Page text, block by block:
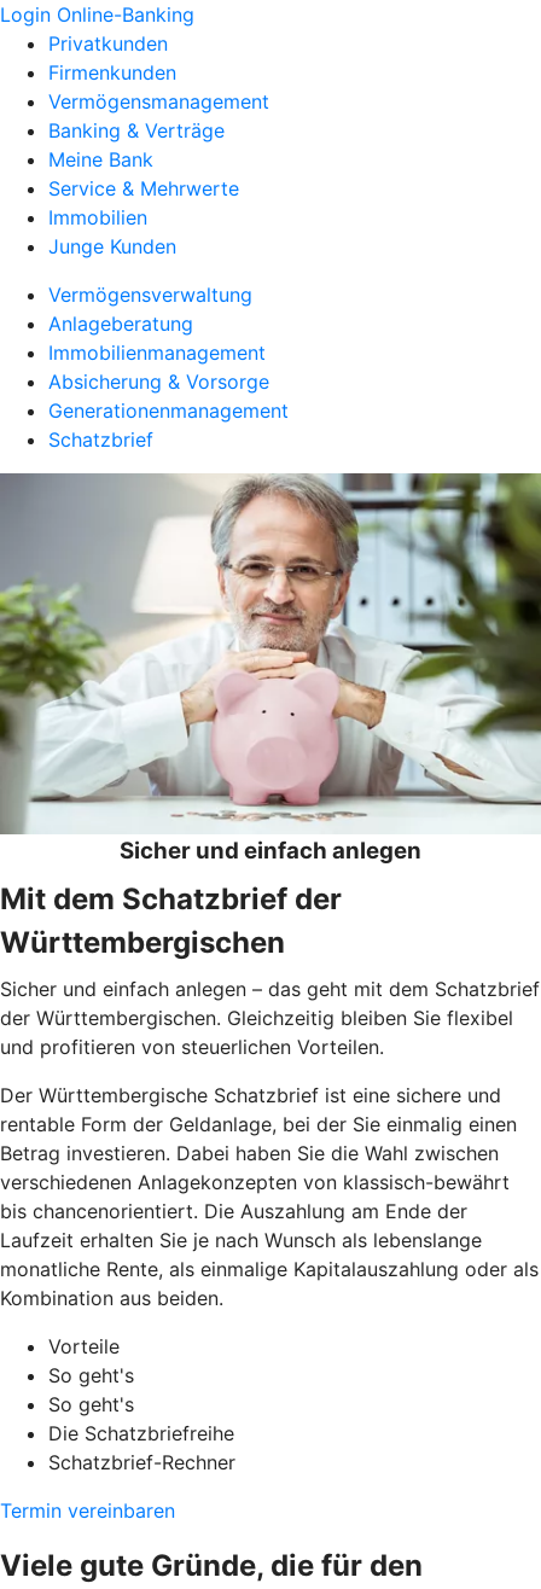
Login Online-Banking
Privatkunden
Firmenkunden
Vermögensmanagement
Banking & Verträge
Meine Bank
Service & Mehrwerte
Immobilien
Junge Kunden
Vermögensverwaltung
Anlageberatung
Immobilienmanagement
Absicherung & Vorsorge
Generationenmanagement
Schatzbrief
Sicher und einfach anlegen
Mit dem Schatzbrief der
Württembergischen
Sicher und einfach anlegen – das geht mit dem Schatzbrief
der Württembergischen. Gleichzeitig bleiben Sie flexibel
und profitieren von steuerlichen Vorteilen.
Der Württembergische Schatzbrief ist eine sichere und
rentable Form der Geldanlage, bei der Sie einmalig einen
Betrag investieren. Dabei haben Sie die Wahl zwischen
verschiedenen Anlagekonzepten von klassisch-bewährt
bis chancenorientiert. Die Auszahlung am Ende der
Laufzeit erhalten Sie je nach Wunsch als lebenslange
monatliche Rente, als einmalige Kapitalauszahlung oder als
Kombination aus beiden.
Vorteile
So geht's
So geht's
Die Schatzbriefreihe
Schatzbrief-Rechner
Termin vereinbaren
Viele gute Gründe, die für den